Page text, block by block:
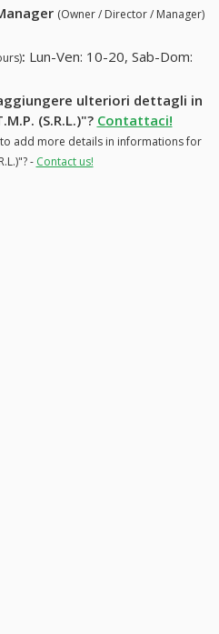
(Owner / Director / Manager)
: Lun-Ven: 10-20, Sab-Dom:
ulteriori dettagli in
(S.R.L.)"? Contattaci!
add more details in informations for
- Contact us!